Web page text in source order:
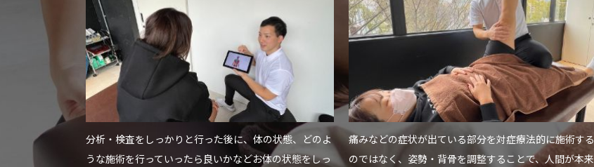
分析・検査をしっかりと行った後に、体の状態、どのよ
うな施術を行っていったら良いかなどお体の状態をしっ
痛みなどの症状が出ている部分を対症療法的に施術する
のではなく、姿勢・背骨を調整することで、人間が本来